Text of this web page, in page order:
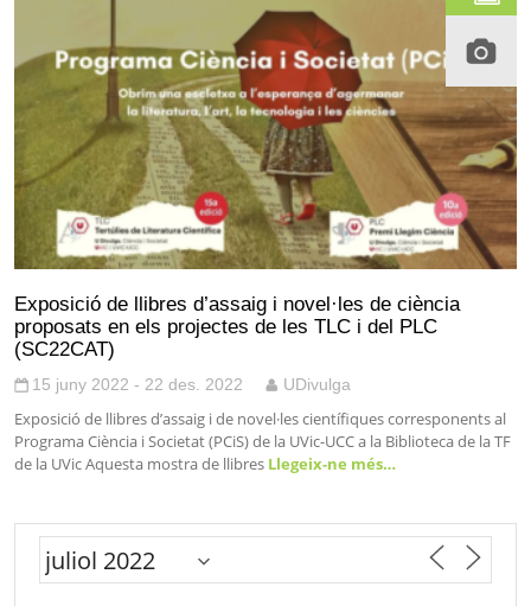
Exposició de llibres d’assaig i novel·les de ciència
proposats en els projectes de les TLC i del PLC
(SC22CAT)
15 juny 2022 - 22 des. 2022 UDivulga
Exposició de llibres d’assaig i de novel·les científiques corresponents al
Programa Ciència i Societat (PCiS) de la UVic-UCC a la Biblioteca de la TF
de la UVic Aquesta mostra de llibres Llegeix-ne més…